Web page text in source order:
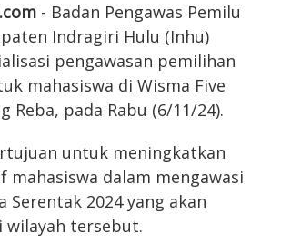
- Badan Pengawas Pemilu
Indragiri Hulu (Inhu)
pengawasan pemilihan
mahasiswa di Wisma Five
Reba, pada Rabu (6/11/24).
untuk meningkatkan
dalam mengawasi
Serentak 2024 yang akan
wilayah tersebut.